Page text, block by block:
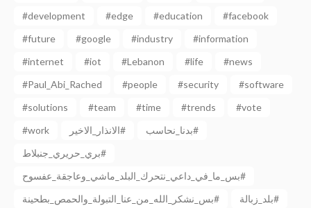
#development
#edge #education
#facebook
#future
#google #industry
#information
#internet
#iot #Lebanon #life
#news
#Paul_Abi_Rached
#people #security
#software
#solutions
#team #time #trends
#vote
#work
الانذار_الاخير#
بدنا_نحاسب#
بري_حريري_جنبلاط#
بس_ما_في_داعي_نتحرك_البلد_ماشي_وعاجقة_عفسوح#
بس_نشكر_الله_من_عنا_التبولة_والحمص_بطحينة#
بلد_زبالة#